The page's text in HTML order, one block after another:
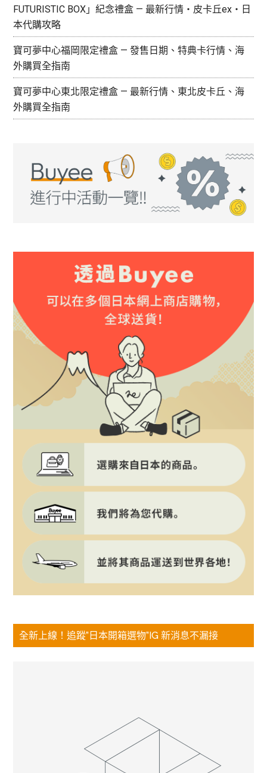
FUTURISTIC BOX」紀念禮盒 — 最新行情・皮卡丘ex・日
本代購攻略
寶可夢中心福岡限定禮盒 — 發售日期、特典卡行情、海
外購買全指南
寶可夢中心東北限定禮盒 — 最新行情、東北皮卡丘、海
外購買全指南
全新上線！追蹤”日本開箱選物”IG 新消息不漏接